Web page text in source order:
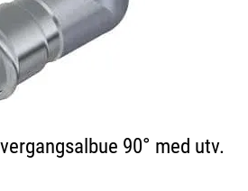
90° med utv.